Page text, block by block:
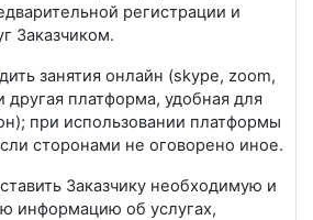
регистрации и
Заказчиком.
занятия онлайн (skype, zoom,
другая платформа, удобная для
при использовании платформы
сторонами не оговорено иное.
Заказчику необходимую и
информацию об услугах,